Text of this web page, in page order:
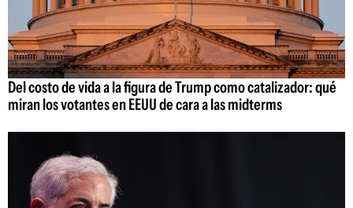
Del costo de vida a la figura de Trump como catalizador: qué
miran los votantes en EEUU de cara a las midterms